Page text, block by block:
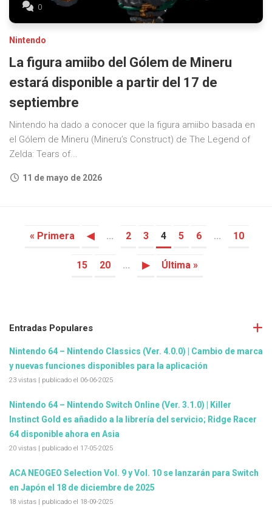
0
Nintendo
La figura amiibo del Gólem de Mineru
estará disponible a partir del 17 de
septiembre
Nintendo ha dado a conocer que la figura amiibo basada en
el Gólem de Mineru (Mineru’s Construct) de The Legend of
Zelda: Tears of...
11 de mayo de 2026
« Primera ◀ ... 2 3 4 5 6 ... 10
15 20 ... ▶ Última »
Entradas Populares
Nintendo 64 – Nintendo Classics (Ver. 4.0.0) | Cambio de marca
y nuevas funciones disponibles para la aplicación
23 vistas publicado el 06-06-2025
Nintendo 64 – Nintendo Switch Online (Ver. 3.1.0) | Killer
Instinct Gold es añadido a la librería del servicio; Ridge Racer
64 disponible ahora en Asia
20 vistas publicado el 17-05-2025
ACA NEOGEO Selection Vol. 9 y Vol. 10 se lanzarán para Switch
en Japón el 18 de diciembre de 2025
18 vistas publicado el 18-09-2025